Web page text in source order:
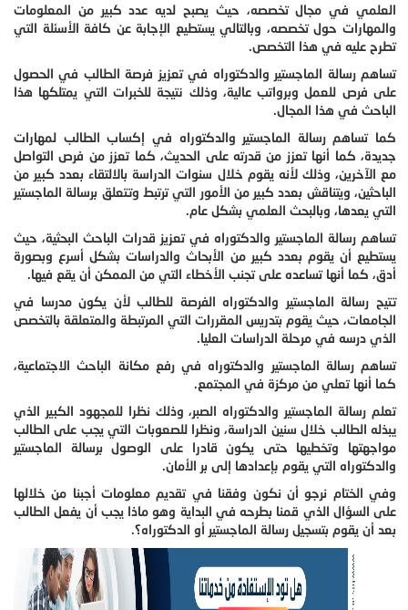
العلمي في مجال تخصصه، حيث يصبح لديه عدد كبير من المعلومات
والمهارات حول تخصصه، وبالتالي يستطيع الإجابة عن كافة الأسئلة التي
تطرح عليه في هذا التخصص.
تساهم رسالة الماجستير والدكتوراه في تعزيز فرصة الطالب في الحصول
على فرص للعمل وبرواتب عالية، وذلك نتيجة للخبرات التي يمتلكها هذا
الباحث في هذا المجال.
كما تساهم رسالة الماجستير والدكتوراه في إكساب الطالب لمهارات
جديدة، كما أنها تعزز من قدرته على الحديث، كما تعزز من فرص التواصل
مع الآخرين، وذلك لأنه يقوم خلال سنوات الدراسة بالالتقاء بعدد كبير من
الباحثين، ويتناقش بعدد كبير من الأمور التي ترتبط وتتعلق برسالة الماجستير
التي يعدها، وبالبحث العلمي بشكل عام.
تساهم رسالة الماجستير والدكتوراه في تعزيز قدرات الباحث البحثية، حيث
يستطيع أن يقوم بعدد كبير من الأبحاث والدراسات بشكل أسرع وبصورة
أدق، كما أنها تساعده على تجنب الأخطاء التي من الممكن أن يقع فيها.
تتيح رسالة الماجستير والدكتوراه الفرصة للطالب لأن يكون مدرسا في
الجامعات، حيث يقوم بتدريس المقررات التي المرتبطة والمتعلقة بالتخصص
الذي درسه في مرحلة الدراسات العليا.
تساهم رسالة الماجستير والدكتوراه في رفع مكانة الباحث الاجتماعية،
كما أنها تعلي من مركزة في المجتمع.
تعلم رسالة الماجستير والدكتوراه الصبر، وذلك نظرا للمجهود الكبير الذي
يبذله الطالب خلال سنين الدراسة، ونظرا للصعوبات التي يجب على الطالب
مواجهتها وتخطيها حتى يكون قادرا على الوصول برسالة الماجستير
والدكتوراه التي يقوم بإعدادها إلى بر الأمان.
وفي الختام نرجو أن نكون وفقنا في تقديم معلومات أجبنا من خلالها
على السؤال الذي قمنا بطرحه في البداية وهو ماذا يجب أن يفعل الطالب
بعد أن يقوم بتسجيل رسالة الماجستير أو الدكتوراه؟.